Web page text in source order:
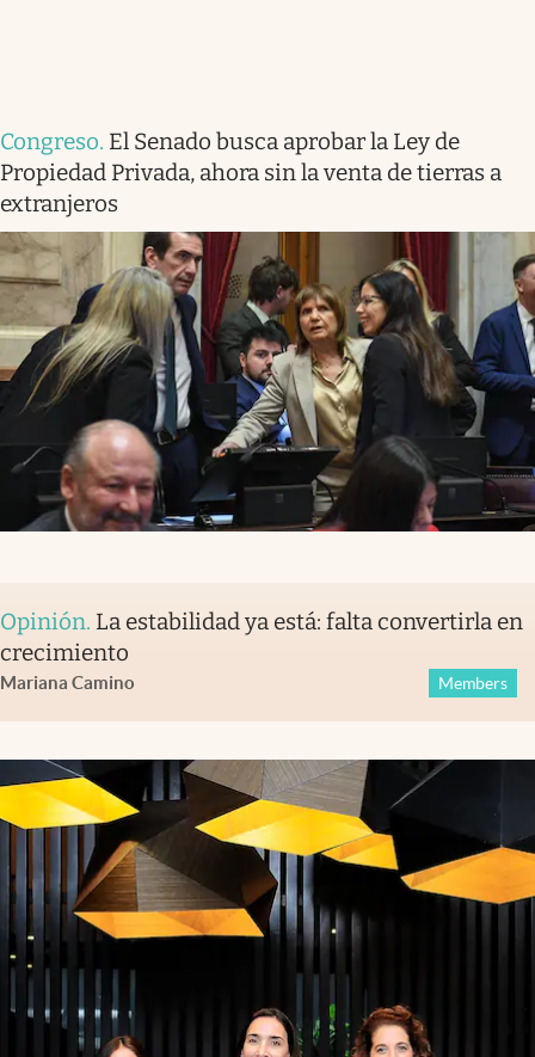
Congreso. El Senado busca aprobar la Ley de
Propiedad Privada, ahora sin la venta de tierras a
extranjeros
Opinión. La estabilidad ya está: falta convertirla en
crecimiento
Mariana Camino Members